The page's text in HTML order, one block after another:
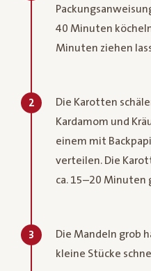
40 Minuten
Minuten ziehen
2
Die Karotten
Kardamom und
einem mit
verteilen. Die
ca. 15–20 Minuten
3
Die Mandeln grob
kleine Stücke